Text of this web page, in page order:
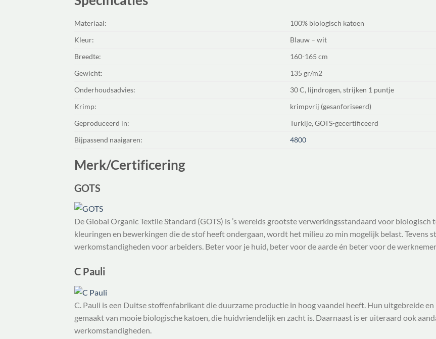
Materiaal:
100% biologisch katoen
Kleur:
Blauw – wit
Breedte:
160-165 cm
Gewicht:
135 gr/m2
Onderhoudsadvies:
30 C, lijndrogen, strijken 1 puntje
Krimp:
krimpvrij (gesanforiseerd)
Geproduceerd in:
Turkije, GOTS-gecertificeerd
Bijpassend naaigaren:
4800
Merk/Certificering
GOTS
De Global Organic Textile Standard (GOTS) is ’s werelds grootste verwerkingsstandaard voor
kleuringen en bewerkingen die de stof heeft ondergaan, wordt het milieu zo min mogelijk belast. Tevens
werkomstandigheden voor arbeiders. Beter voor je huid, beter voor de aarde én beter voor de
C Pauli
C. Pauli is een Duitse stoffenfabrikant die duurzame productie in hoog vaandel heeft. Hun uitgebreide
gemaakt van mooie biologische katoen, die huidvriendelijk en zacht is. Daarnaast is er uiteraard ook
werkomstandigheden.